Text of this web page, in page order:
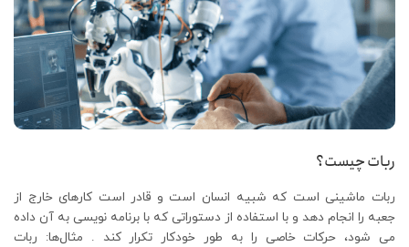
ربات چیست؟
ربات ماشینی است که شبیه انسان است و قادر است کارهای خارج از
جعبه را انجام دهد و با استفاده از دستوراتی که با برنامه نویسی به آن داده
می شود، حرکات خاصی را به طور خودکار تکرار کند . مثال‌ها: ربات